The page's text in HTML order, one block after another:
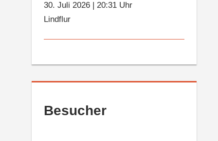
30. Juli 2026 |20:31 Uhr
Lindflur
Besucher